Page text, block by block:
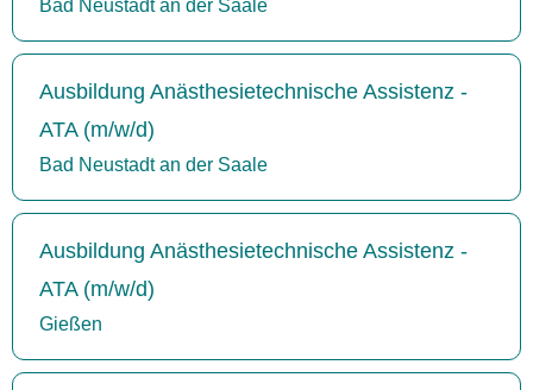
Bad Neustadt an der Saale
Ausbildung Anästhesietechnische Assistenz -
ATA (m/w/d)
Bad Neustadt an der Saale
Ausbildung Anästhesietechnische Assistenz -
ATA (m/w/d)
Gießen